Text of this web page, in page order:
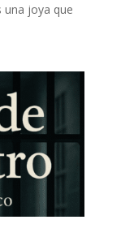
una joya que